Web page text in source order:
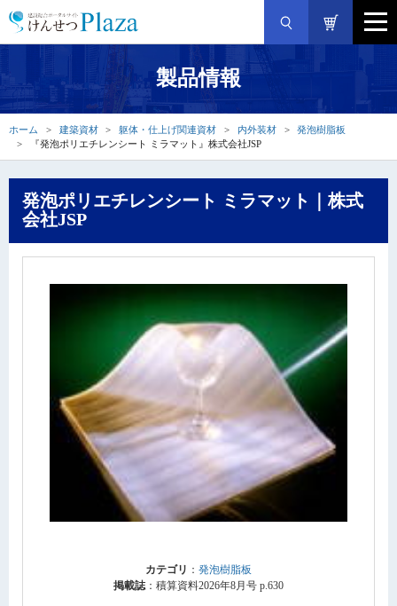
製品情報
ホーム 建築資材 躯体・仕上げ関連資材 内外装材
発泡樹脂板
『発泡ポリエチレンシート ミラマット』株式会社JSP
発泡ポリエチレンシート ミラマット｜株式
会社JSP
カテゴリ ： 発泡樹脂板
掲載誌：積算資料2026年8月号 p.630